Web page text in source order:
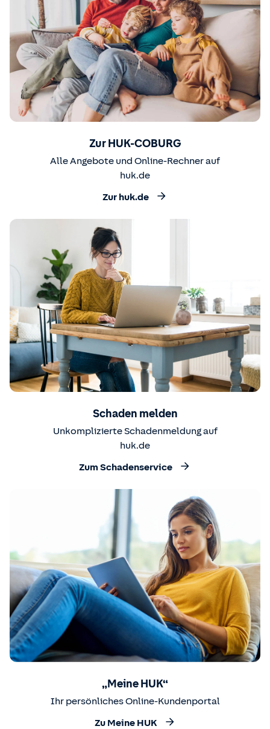
Zur HUK-COBURG
Alle Angebote und Online-Rechner auf
huk.de
Zur huk.de
Schaden melden
Unkomplizierte Schadenmeldung auf
huk.de
Zum Schadenservice
„Meine HUK“
Ihr persönliches Online-Kundenportal
Zu Meine HUK